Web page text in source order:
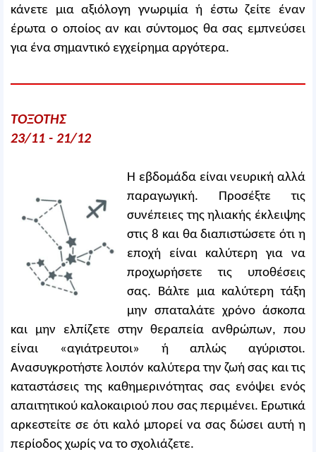
κάνετε μια αξιόλογη γνωριμία ή έστω ζείτε έναν
έρωτα ο οποίος αν και σύντομος θα σας εμπνεύσει
για ένα σημαντικό εγχείρημα αργότερα.
ΤΟΞΟΤΗΣ
23/11 - 21/12
Η εβδομάδα είναι νευρική αλλά
παραγωγική. Προσέξτε τις
συνέπειες της ηλιακής έκλειψης
στις 8 και θα διαπιστώσετε ότι η
εποχή είναι καλύτερη για να
προχωρήσετε τις υποθέσεις
σας. Βάλτε μια καλύτερη τάξη
μην σπαταλάτε χρόνο άσκοπα
και μην ελπίζετε στην θεραπεία ανθρώπων, που
είναι «αγιάτρευτοι» ή απλώς αγύριστοι.
Ανασυγκροτήστε λοιπόν καλύτερα την ζωή σας και τις
καταστάσεις της καθημερινότητας σας ενόψει ενός
απαιτητικού καλοκαιριού που σας περιμένει. Ερωτικά
αρκεστείτε σε ότι καλό μπορεί να σας δώσει αυτή η
περίοδος χωρίς να το σχολιάζετε.